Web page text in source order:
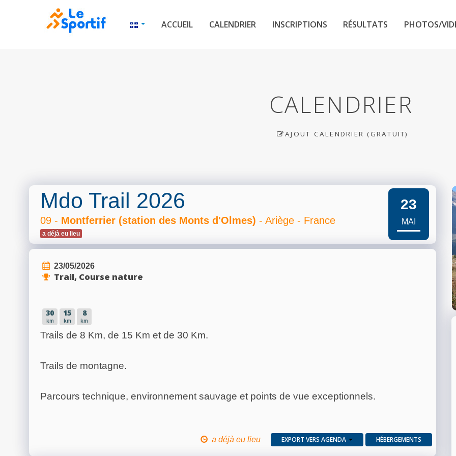
ACCUEIL CALENDRIER INSCRIPTIONS RÉSULTATS PHOTOS/
CALENDRIER
AJOUT CALENDRIER (GRATUIT)
Mdo Trail 2026
09 - Montferrier (station des Monts d'Olmes) - Ariège - France
a déjà eu lieu
23
MAI
23/05/2026
Trail, Course nature
30
km
15
km
8
km
Trails de 8 Km, de 15 Km et de 30 Km.
Trails de montagne.
Parcours technique, environnement sauvage et points de vue exceptionnels.
a déjà eu lieu EXPORT VERS AGENDA HÉBERGEMENTS